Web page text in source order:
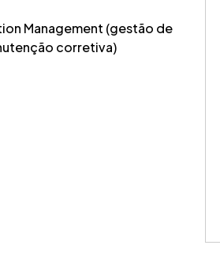
Management (gestão de
corretiva)